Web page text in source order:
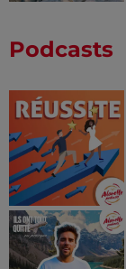
Podcasts